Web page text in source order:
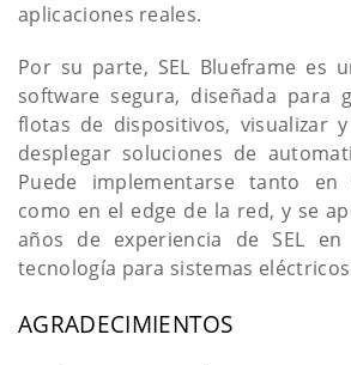
aplicaciones reales.
Por su parte, SEL Blueframe es
software segura, diseñada para
flotas de dispositivos, visualizar
desplegar soluciones de
Puede implementarse tanto
como en el edge de la red, y se
años de experiencia de SEL
tecnología para sistemas
AGRADECIMIENTOS